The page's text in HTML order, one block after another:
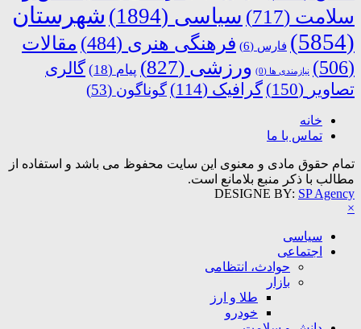
سلامت (717) سیاسی (1894)
شهرستان
(5854)
فارس (6) فرهنگی هنری (484)
مقالات
(506)
نیازمندی ها (0) ورزشی (827) پیام (18)
گالری
تصاویر (150) گرافیک (114) گوناگون (53)
خانه
تماس با ما
تمام حقوق مادی و معنوی این سایت محفوظ می باشد و استفاده از
مطالب با ذکر منبع بلامانع است.
DESIGNE BY: SP Agency
×
سیاسی
اجتماعی
حوادث، انتظامی
بازار
طلا و ارز
خودرو